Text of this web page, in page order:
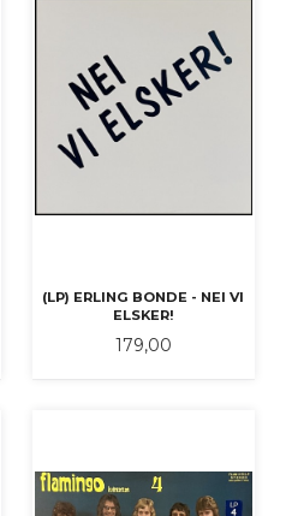
(LP) ERLING BONDE - NEI VI
ELSKER!
Pris
179,00